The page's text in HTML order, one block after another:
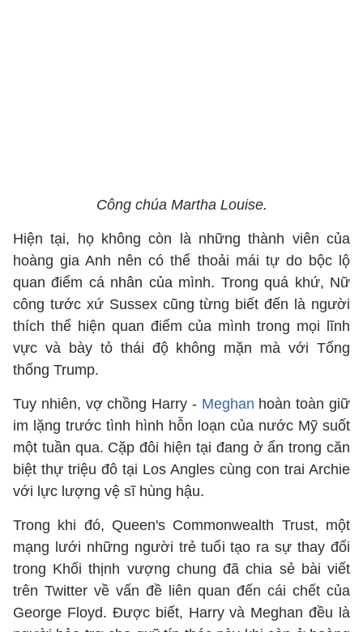
Công chúa Martha Louise.
Hiện tại, họ không còn là những thành viên của
hoàng gia Anh nên có thể thoải mái tự do bộc lộ
quan điểm cá nhân của mình. Trong quá khứ, Nữ
công tước xứ Sussex cũng từng biết đến là người
thích thể hiện quan điểm của mình trong mọi lĩnh
vực và bày tỏ thái độ không mặn mà với Tổng
thống Trump.
Tuy nhiên, vợ chồng Harry - Meghan hoàn toàn giữ
im lặng trước tình hình hỗn loạn của nước Mỹ suốt
một tuần qua. Cặp đôi hiện tại đang ở ẩn trong căn
biệt thự triệu đô tại Los Angles cùng con trai Archie
với lực lượng vệ sĩ hùng hậu.
Trong khi đó, Queen's Commonwealth Trust, một
mạng lưới những người trẻ tuổi tạo ra sự thay đổi
trong Khối thịnh vượng chung đã chia sẻ bài viết
trên Twitter về vấn đề liên quan đến cái chết của
George Floyd. Được biết, Harry và Meghan đều là